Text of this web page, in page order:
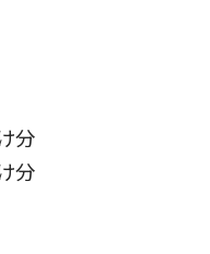
分
分